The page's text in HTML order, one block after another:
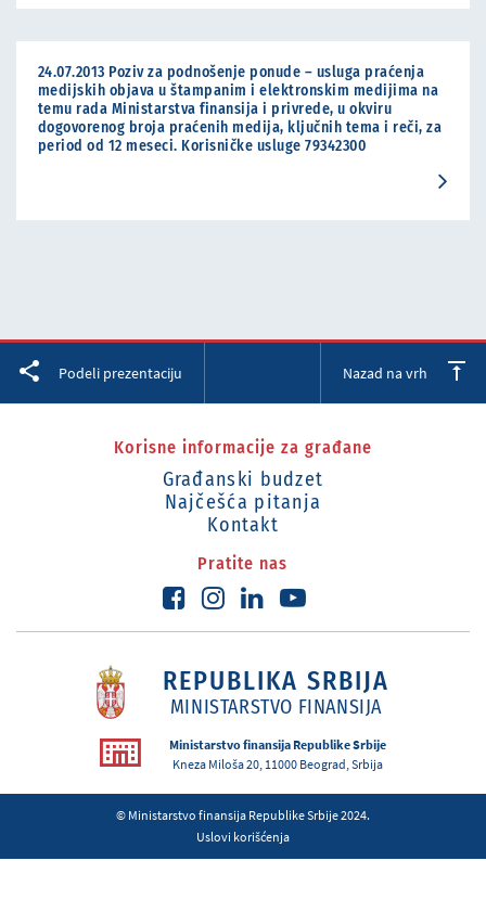
24.07.2013 Poziv za podnošenje ponude – usluga praćenja
medijskih objava u štampanim i elektronskim medijima na
temu rada Ministarstva finansija i privrede, u okviru
dogovorenog broja praćenih medija, ključnih tema i reči, za
period od 12 meseci. Korisničke usluge 79342300
Podeli prezentaciju Nazad na vrh
Korisne informacije za građane
Građanski budzet
Najčešća pitanja
Kontakt
Pratite nas
REPUBLIKA SRBIJA
MINISTARSTVO FINANSIJA
Ministarstvo finansija Republike Srbije
Kneza Miloša 20, 11000 Beograd, Srbija
© Ministarstvo finansija Republike Srbije 2024.
Uslovi korišćenja